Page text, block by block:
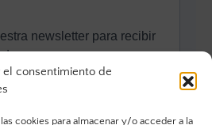
el consentimiento de
cookies para almacenar y/o acceder a la